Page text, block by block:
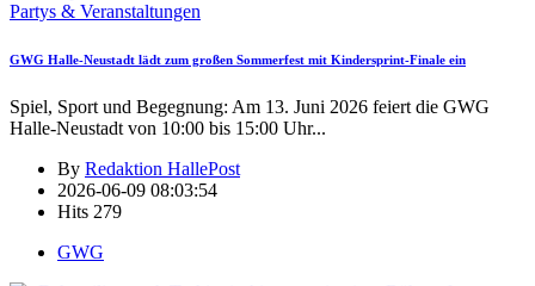
Partys & Veranstaltungen
GWG Halle-Neustadt lädt zum großen Sommerfest mit Kindersprint-Finale ein
Spiel, Sport und Begegnung: Am 13. Juni 2026 feiert die GWG
Halle-Neustadt von 10:00 bis 15:00 Uhr...
By Redaktion HallePost
2026-06-09 08:03:54
Hits 279
GWG